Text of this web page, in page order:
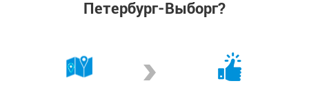
Петербург-Выборг?